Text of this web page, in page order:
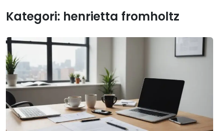
Kategori: henrietta fromholtz